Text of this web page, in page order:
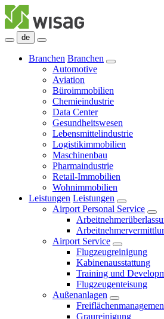
de
Branchen Branchen
Automotive
Aviation
Büroimmobilien
Chemieindustrie
Data Center
Gesundheitswesen
Lebensmittelindustrie
Logistikimmobilien
Maschinenbau
Pharmaindustrie
Retail-Immobilien
Wohnimmobilien
Leistungen Leistungen
Airport Personal Service
Airport Service
Flugzeugreinigung
Kabinenausstattung
Training und
Flugzeugenteisung
Außenanlagen
Graureinigung